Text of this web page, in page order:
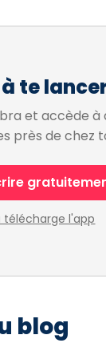
te
et accède à
près de chez
télécharge l'app
blog